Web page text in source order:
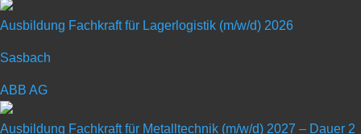
Ausbildung Fachkraft für Lagerlogistik (m/w/d) 2026
Sasbach
ABB AG
Ausbildung Fachkraft für Metalltechnik (m/w/d) 2027 – Dauer 2